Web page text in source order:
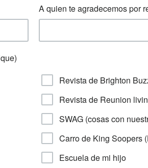
A quien te agradecemos por
Revista de Brighton
Revista de Reunion
SWAG (cosas con
Carro de King Soopers
Escuela de mi hijo